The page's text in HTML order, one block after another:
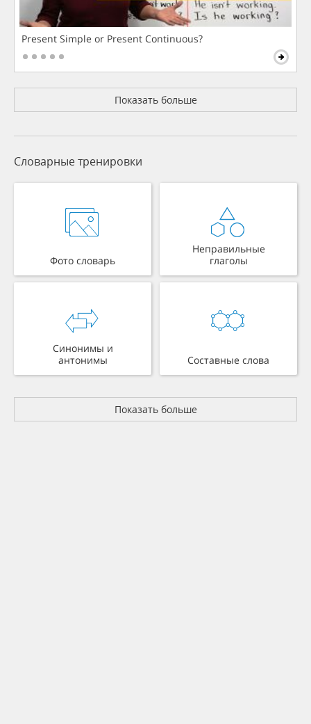
Present Simple or Present Continuous?
Показать больше
Словарные тренировки
Фото словарь
Неправильные
глаголы
Синонимы и
антонимы
Составные слова
Показать больше